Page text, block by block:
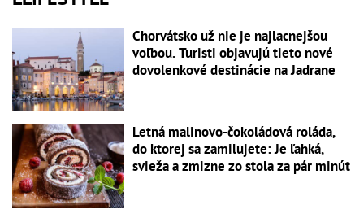
Chorvátsko už nie je najlacnejšou
voľbou. Turisti objavujú tieto nové
dovolenkové destinácie na Jadrane
Letná malinovo-čokoládová roláda,
do ktorej sa zamilujete: Je ľahká,
svieža a zmizne zo stola za pár minút